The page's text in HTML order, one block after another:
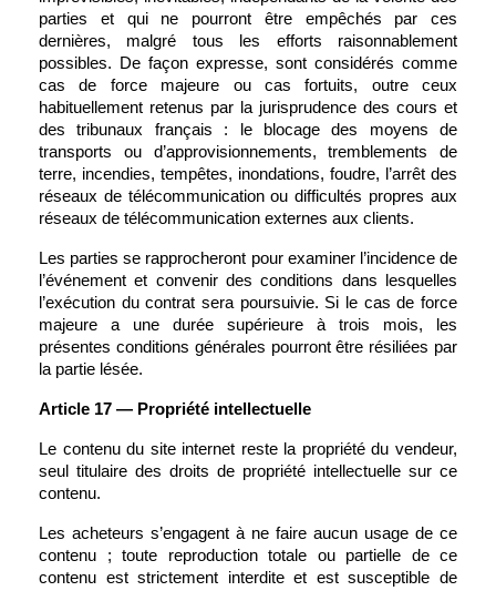
parties et qui ne pourront être empêchés par ces
dernières, malgré tous les efforts raisonnablement
possibles. De façon expresse, sont considérés comme
cas de force majeure ou cas fortuits, outre ceux
habituellement retenus par la jurisprudence des cours et
des tribunaux français : le blocage des moyens de
transports ou d’approvisionnements, tremblements de
terre, incendies, tempêtes, inondations, foudre, l’arrêt des
réseaux de télécommunication ou difficultés propres aux
réseaux de télécommunication externes aux clients.
Les parties se rapprocheront pour examiner l’incidence de
l’événement et convenir des conditions dans lesquelles
l’exécution du contrat sera poursuivie. Si le cas de force
majeure a une durée supérieure à trois mois, les
présentes conditions générales pourront être résiliées par
la partie lésée.
Article 17 — Propriété intellectuelle
Le contenu du site internet reste la propriété du vendeur,
seul titulaire des droits de propriété intellectuelle sur ce
contenu.
Les acheteurs s’engagent à ne faire aucun usage de ce
contenu ; toute reproduction totale ou partielle de ce
contenu est strictement interdite et est susceptible de